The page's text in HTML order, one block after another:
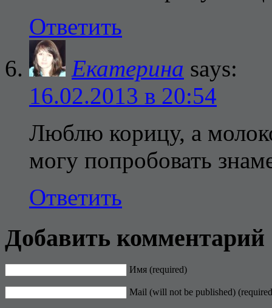
Ответить
Екатерина says:
16.02.2013 в 20:54
Люблю корицу, а
могу попробовать
Ответить
Добавить комментарий
Имя (required)
Mail (will not be published)